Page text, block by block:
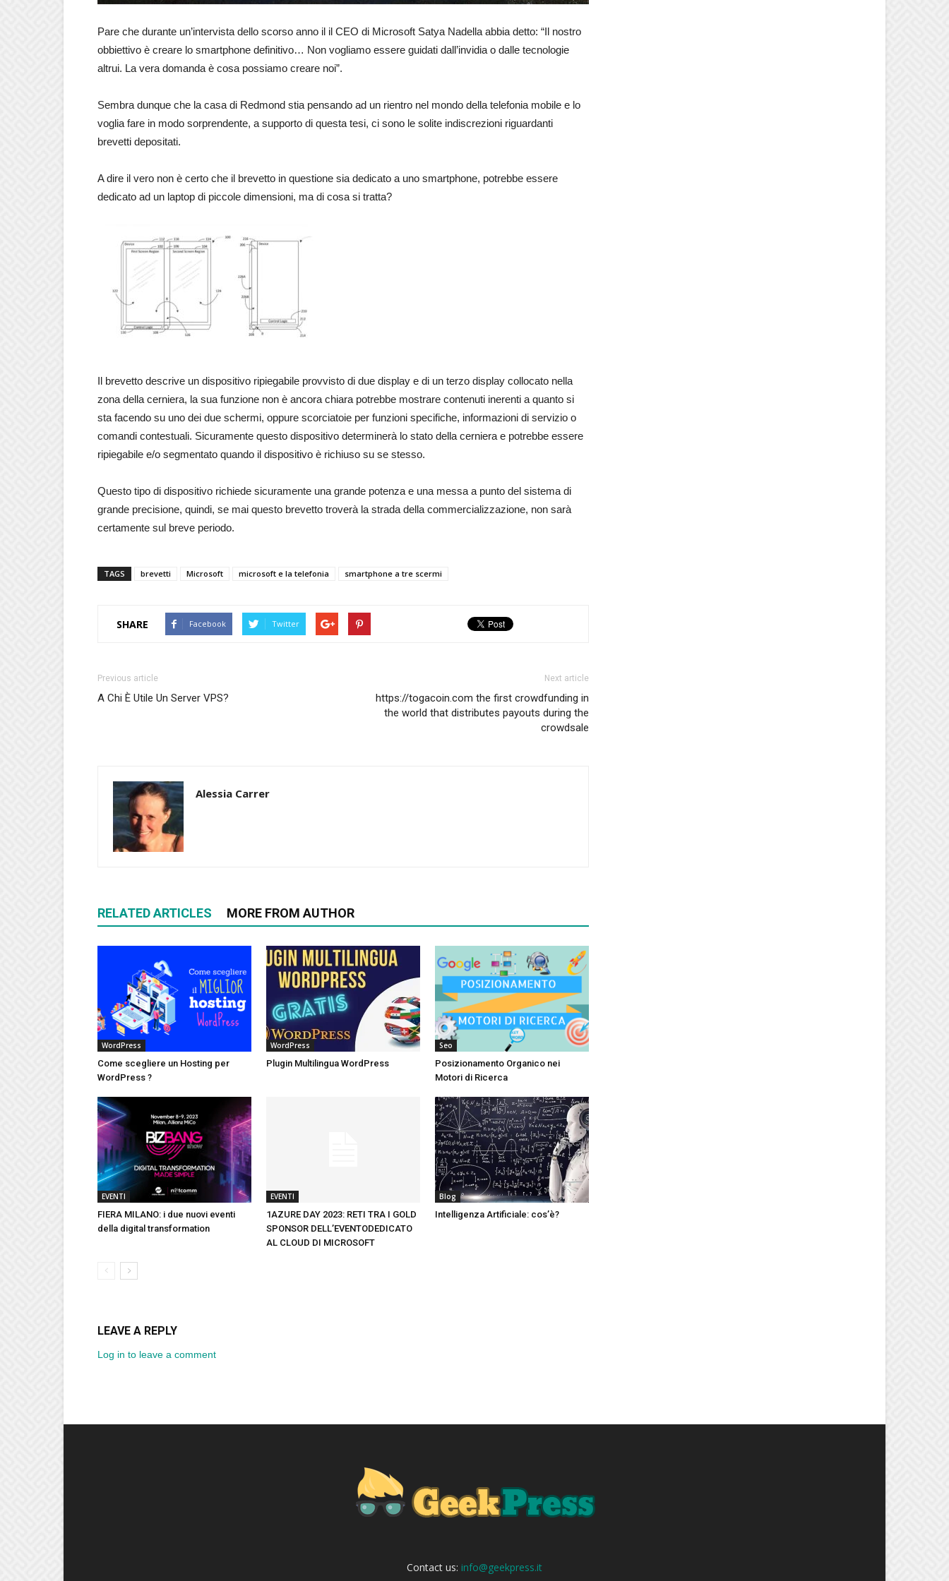
Pare che durante un’intervista dello scorso anno il il CEO di Microsoft Satya Nadella abbia detto: “Il nostro
obbiettivo è creare lo smartphone definitivo… Non vogliamo essere guidati dall’invidia o dalle tecnologie
altrui. La vera domanda è cosa possiamo creare noi”.
Sembra dunque che la casa di Redmond stia pensando ad un rientro nel mondo della telefonia mobile e lo
voglia fare in modo sorprendente, a supporto di questa tesi, ci sono le solite indiscrezioni riguardanti
brevetti depositati.
A dire il vero non è certo che il brevetto in questione sia dedicato a uno smartphone, potrebbe essere
dedicato ad un laptop di piccole dimensioni, ma di cosa si tratta?
Il brevetto descrive un dispositivo ripiegabile provvisto di due display e di un terzo display collocato nella
zona della cerniera, la sua funzione non è ancora chiara potrebbe mostrare contenuti inerenti a quanto si
sta facendo su uno dei due schermi, oppure scorciatoie per funzioni specifiche, informazioni di servizio o
comandi contestuali. Sicuramente questo dispositivo determinerà lo stato della cerniera e potrebbe essere
ripiegabile e/o segmentato quando il dispositivo è richiuso su se stesso.
Questo tipo di dispositivo richiede sicuramente una grande potenza e una messa a punto del sistema di
grande precisione, quindi, se mai questo brevetto troverà la strada della commercializzazione, non sarà
certamente sul breve periodo.
TAGS brevetti Microsoft microsoft e la telefonia smartphone a tre scermi
SHARE Facebook Twitter
Previous article
A Chi È Utile Un Server VPS?
Next article
https://togacoin.com the first crowdfunding in
the world that distributes payouts during the
crowdsale
Alessia Carrer
RELATED ARTICLES MORE FROM AUTHOR
WordPress
Come scegliere un Hosting per
WordPress ?
WordPress
Plugin Multilingua WordPress
Seo
Posizionamento Organico nei
Motori di Ricerca
EVENTI
FIERA MILANO: i due nuovi eventi
della digital transformation
EVENTI
1AZURE DAY 2023: RETI TRA I GOLD
SPONSOR DELL’EVENTODEDICATO
AL CLOUD DI MICROSOFT
Blog
Intelligenza Artificiale: cos’è?
LEAVE A REPLY
Log in to leave a comment
Contact us: info@geekpress.it